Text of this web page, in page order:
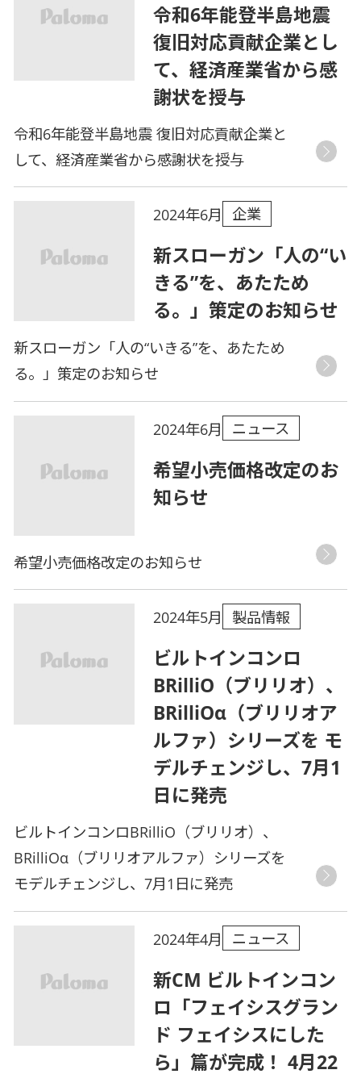
令和6年能登半島地震
復旧対応貢献企業とし
て、経済産業省から感
謝状を授与
令和6年能登半島地震 復旧対応貢献企業と
して、経済産業省から感謝状を授与
2024年6月 企業
新スローガン「人の“い
きる”を、あたため
る。」策定のお知らせ
新スローガン「人の“いきる”を、あたため
る。」策定のお知らせ
2024年6月 ニュース
希望小売価格改定のお
知らせ
希望小売価格改定のお知らせ
2024年5月 製品情報
ビルトインコンロ
BRilliO（ブリリオ）、
BRilliOα（ブリリオア
ルファ）シリーズを モ
デルチェンジし、7月1
日に発売
ビルトインコンロBRilliO（ブリリオ）、
BRilliOα（ブリリオアルファ）シリーズを
モデルチェンジし、7月1日に発売
2024年4月 ニュース
新CM ビルトインコン
ロ「フェイシスグラン
ド フェイシスにした
ら」篇が完成！ 4月22